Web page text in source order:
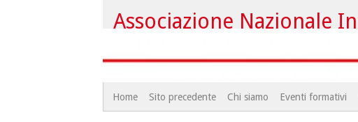
Associazione Nazionale
Home Sito precedente Chi siamo Eventi formativi